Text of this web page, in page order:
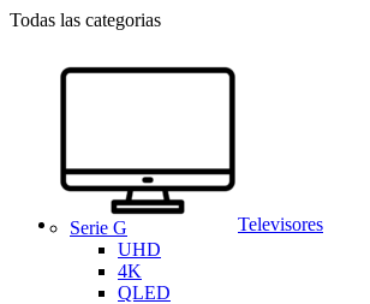
Todas las categorias
Televisores
Serie G
UHD
4K
QLED